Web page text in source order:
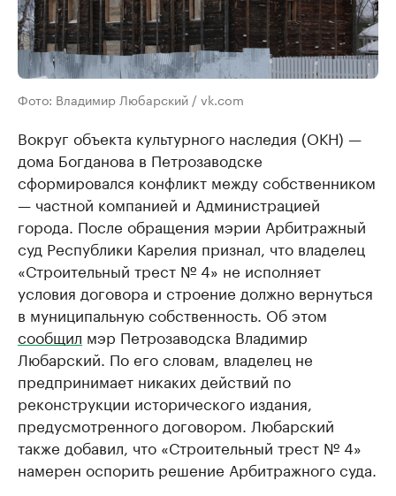
Фото: Владимир Любарский / vk.com
Вокруг объекта культурного наследия (ОКН) —
дома Богданова в Петрозаводске
сформировался конфликт между собственником
— частной компанией и Администрацией
города. После обращения мэрии Арбитражный
суд Республики Карелия признал, что владелец
«Строительный трест № 4» не исполняет
условия договора и строение должно вернуться
в муниципальную собственность. Об этом
сообщил мэр Петрозаводска Владимир
Любарский. По его словам, владелец не
предпринимает никаких действий по
реконструкции исторического издания,
предусмотренного договором. Любарский
также добавил, что «Строительный трест № 4»
намерен оспорить решение Арбитражного суда.